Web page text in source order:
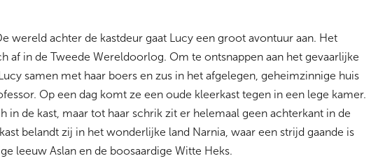
wereld achter de kastdeur gaat Lucy een groot avontuur aan. Het
af in de Tweede Wereldoorlog. Om te ontsnappen aan het gevaarlijke
samen met haar boers en zus in het afgelegen, geheimzinnige huis
Op een dag komt ze een oude kleerkast tegen in een lege kamer.
in de kast, maar tot haar schrik zit er helemaal geen achterkant in de
belandt zij in het wonderlijke land Narnia, waar een strijd gaande is
leeuw Aslan en de boosaardige Witte Heks.